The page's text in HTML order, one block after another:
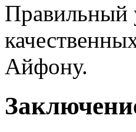
Правильный
Айфону.